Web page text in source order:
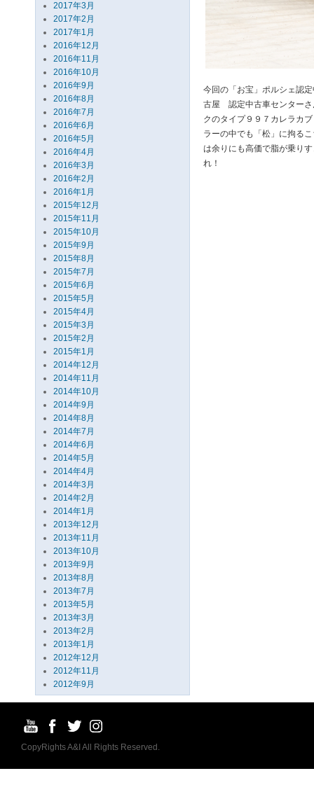
2017年3月
2017年2月
2017年1月
2016年12月
2016年11月
2016年10月
2016年9月
2016年8月
2016年7月
2016年6月
2016年5月
2016年4月
2016年3月
2016年2月
2016年1月
2015年12月
2015年11月
2015年10月
2015年9月
2015年8月
2015年7月
2015年6月
2015年5月
2015年4月
2015年3月
2015年2月
2015年1月
2014年12月
2014年11月
2014年10月
2014年9月
2014年8月
2014年7月
2014年6月
2014年5月
2014年4月
2014年3月
2014年2月
2014年1月
2013年12月
2013年11月
2013年10月
2013年9月
2013年8月
2013年7月
2013年5月
2013年3月
2013年2月
2013年1月
2012年12月
2012年11月
2012年9月
今回の「お宝」ポルシェ認
古屋 認定中古車センターさ
クのタイプ９９７カレラカ
ラーの中でも「松」に拘る
は余りにも高価で脂が乗り
れ！
CopyRights A&I All Rights Reserved.